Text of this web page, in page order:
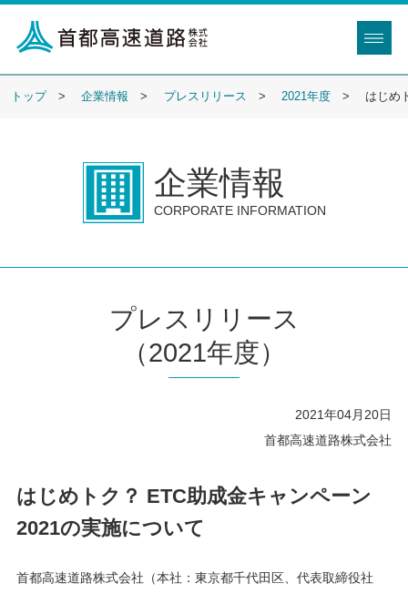
トップ 企業情報 プレスリリース 2021年度 はじめ
企業情報
CORPORATE INFORMATION
プレスリリース
（2021年度）
2021年04月20日
首都高速道路株式会社
はじめトク？ ETC助成金キャンペーン
2021の実施について
首都高速道路株式会社（本社：東京都千代田区、代表取締役社